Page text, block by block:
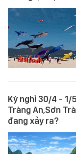
Kỳ nghỉ 30/4 - 1/
Tràng An,Sơn
đang xảy ra?